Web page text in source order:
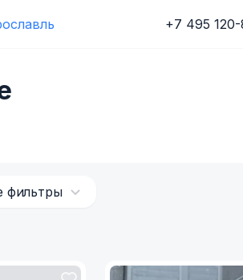
+7 495
фильтры